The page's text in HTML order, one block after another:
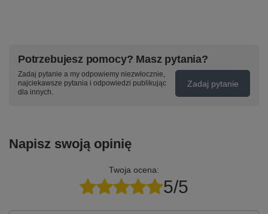
Potrzebujesz pomocy? Masz pytania?
Zadaj pytanie a my odpowiemy niezwłocznie,
najciekawsze pytania i odpowiedzi publikując
dla innych.
Zadaj pytanie
Napisz swoją opinię
Twoja ocena:
5/5